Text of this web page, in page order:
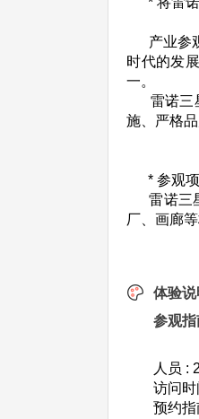
产业参观
时代的发
一。
雷诺三星
施、严格
* 参观项
雷诺三星
厂、画廊
体验说
参观指
人员 :
访问
预约